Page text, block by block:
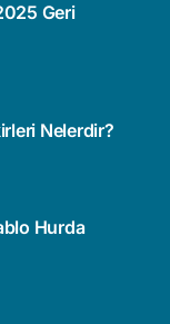
Geri
Nelerdir?
Hurda